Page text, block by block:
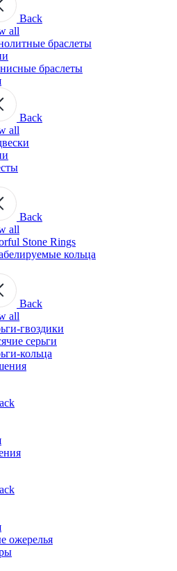
Back
all
браслеты
браслеты
Back
all
Back
all
Stone Rings
кольца
Back
all
гвоздики
серьги
кольца
ожерелья